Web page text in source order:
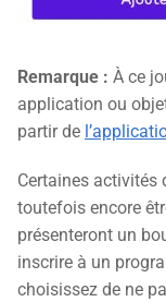
Remarque : À ce
application ou
partir de
Certaines activités
toutefois encore
présenteront un
inscrire à un
choisissez de ne